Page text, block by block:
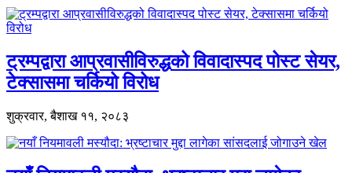
ट्रम्पद्वारा आप्रवासीविरुद्धको विवादास्पद पोस्ट सेयर,
टेक्सासमा चर्कियो विरोध
शुक्रवार, बैशाख ११, २०८३